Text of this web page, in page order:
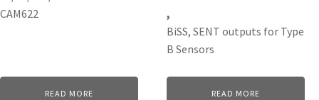
CAM622
READ MORE
,
BiSS, SENT outputs for Type
B Sensors
READ MORE